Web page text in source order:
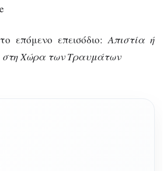
επεισόδιο: Απιστία ή
στη Χώρα των Τραυμάτων